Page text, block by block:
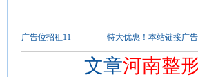
广告位招租11-------------特大优惠！本站链接广
文章河南整